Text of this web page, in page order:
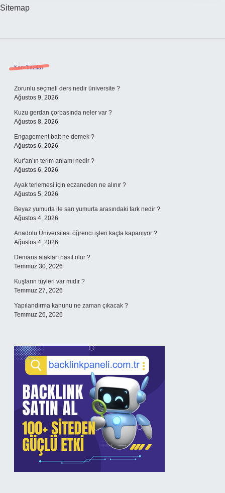
Sitemap
Sidebar
Son Yazılar
Zorunlu seçmeli ders nedir üniversite ?
Ağustos 9, 2026
Kuzu gerdan çorbasında neler var ?
Ağustos 8, 2026
Engagement bait ne demek ?
Ağustos 6, 2026
Kur’an’ın terim anlamı nedir ?
Ağustos 6, 2026
Ayak terlemesi için eczaneden ne alınır ?
Ağustos 5, 2026
Beyaz yumurta ile sarı yumurta arasındaki fark nedir ?
Ağustos 4, 2026
Anadolu Üniversitesi öğrenci işleri kaçta kapanıyor ?
Ağustos 4, 2026
Demans atakları nasıl olur ?
Temmuz 30, 2026
Kuşların tüyleri var mıdır ?
Temmuz 27, 2026
Yapılandırma kanunu ne zaman çıkacak ?
Temmuz 26, 2026